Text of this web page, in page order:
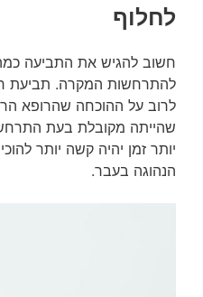
לחלוף
חשוב להגיש את התביעה
להתרחשות המקרה. תביעת
לרוב על ההוכחה שהרופא
שהייתה מקובלת בעת
יותר זמן יהיה קשה יותר
הנהוגה בעבר.